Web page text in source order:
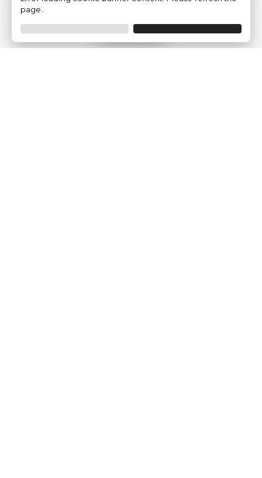
Filtrer
page.